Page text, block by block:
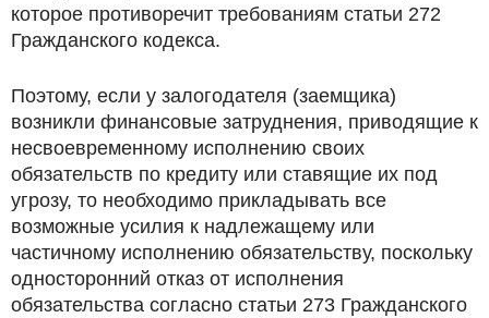
которое противоречит требованиям статьи 272
Гражданского кодекса.
Поэтому, если у залогодателя (заемщика)
возникли финансовые затруднения, приводящие к
несвоевременному исполнению своих
обязательств по кредиту или ставящие их под
угрозу, то необходимо прикладывать все
возможные усилия к надлежащему или
частичному исполнению обязательству, поскольку
односторонний отказ от исполнения
обязательства согласно статьи 273 Гражданского